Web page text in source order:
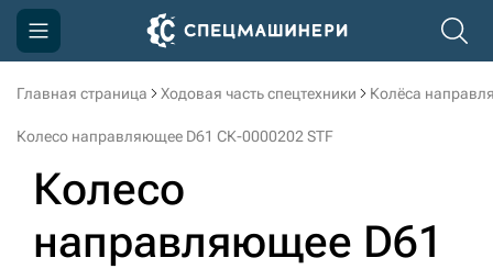
Главная страница Ходовая часть спецтехники Колёса
Колесо направляющее D61 СК-0000202 STF
Колесо
направляющее D61
Компания
Доставка и оплата
Информация